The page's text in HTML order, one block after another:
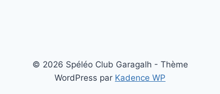
© 2026 Spéléo Club Garagalh - Thème
WordPress par Kadence WP